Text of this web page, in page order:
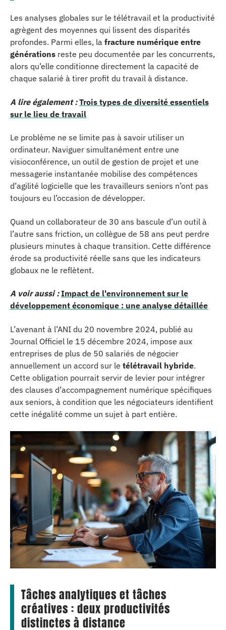
Les analyses globales sur le télétravail et la productivité
agrègent des moyennes qui lissent des disparités
profondes. Parmi elles, la fracture numérique entre
générations reste peu documentée par les concurrents,
alors qu’elle conditionne directement la capacité de
chaque salarié à tirer profit du travail à distance.
A lire également : Trois types de diversité essentiels
sur le lieu de travail
Le problème ne se limite pas à savoir utiliser un
ordinateur. Naviguer simultanément entre une
visioconférence, un outil de gestion de projet et une
messagerie instantanée mobilise des compétences
d’agilité logicielle que les travailleurs seniors n’ont pas
toujours eu l’occasion de développer.
Quand un collaborateur de 30 ans bascule d’un outil à
l’autre sans friction, un collègue de 58 ans peut perdre
plusieurs minutes à chaque transition. Cette différence
érode sa productivité réelle sans que les indicateurs
globaux ne le reflètent.
A voir aussi : Impact de l'environnement sur le
développement économique : une analyse détaillée
L’avenant à l’ANI du 20 novembre 2024, publié au
Journal Officiel le 15 décembre 2024, impose aux
entreprises de plus de 50 salariés de négocier
annuellement un accord sur le télétravail hybride.
Cette obligation pourrait servir de levier pour intégrer
des clauses d’accompagnement numérique spécifiques
aux seniors, à condition que les négociateurs identifient
cette inégalité comme un sujet à part entière.
Tâches analytiques et tâches
créatives : deux productivités
distinctes à distance